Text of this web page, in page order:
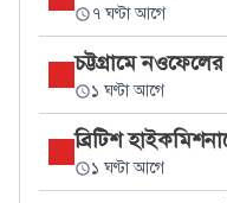
৭ ঘণ্টা আগে
চট্টগ্রামে
১ ঘণ্টা আগে
ব্রিটিশ
১ ঘণ্টা আগে